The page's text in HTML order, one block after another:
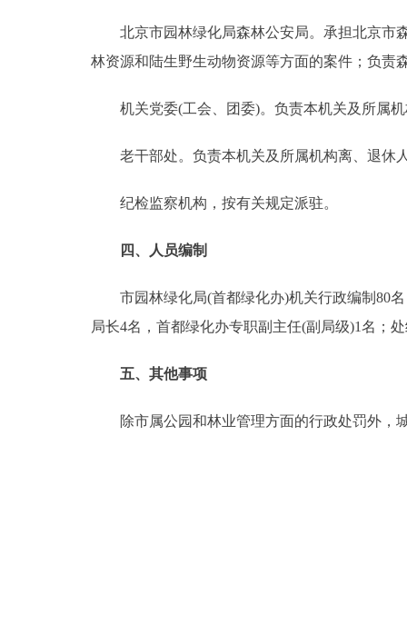
北京市园林绿化局森林公安局。承担北京市森
林资源和陆生野生动物资源等方面的案件；负责
机关党委(工会、团委)。负责本机关及所属机
老干部处。负责本机关及所属机构离、退休
纪检监察机构，按有关规定派驻。
四、人员编制
市园林绿化局(首都绿化办)机关行政编制80名
局长4名，首都绿化办专职副主任(副局级)1名；
五、其他事项
除市属公园和林业管理方面的行政处罚外，